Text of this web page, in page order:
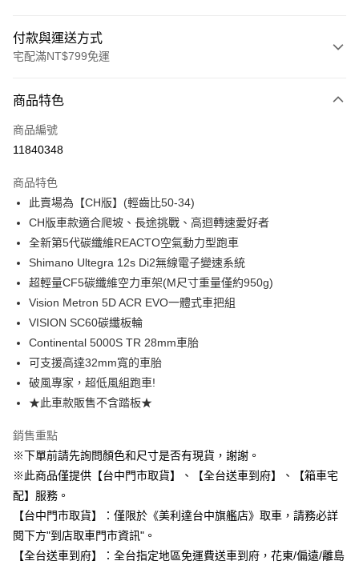
付款與運送方式
宅配滿NT$799免運
信用卡一次付款
信用卡分期付款
合作金庫商業銀行
華南商業銀行
上海商業儲蓄銀行
台北富邦商業銀行
國泰世華商業銀行
兆豐國際商業銀行
臺灣中小企業銀行
台中商業銀行
匯豐（台灣）商業銀行
華泰商業銀行
聯邦商業銀行
遠東國際商業銀行
元大商業銀行
永豐商業銀行
玉山商業銀行
台新國際商業銀行
中國信託商業銀行
台灣樂天信用卡公司
6 期 0 利率 每期
華南商業銀行
彰化商業銀行
上海商業儲蓄銀行
台北富邦商業銀行
國泰世華商業銀行
兆豐國際商業銀行
臺灣中小企業銀行
台中商業銀行
匯豐（台灣）商業銀行
華泰商業銀行
玉山商業銀行
星展（台灣）商業銀行
台新國際商業銀行
台灣樂天信用卡公司
LINE Pay
Apple Pay
街口支付
悠遊付
Google Pay
ATM付款
運送方式
宅配
每筆NT$85，滿NT$799(含以上)免運費
付款後門市自取
每筆NT$85，滿NT$799(含以上)免運費
商品特色
商品編號
11840348
商品特色
此賣場為【CH版】(輕齒比50-34)
CH版車款適合爬坡、長途挑戰、高迴轉速愛好者
全新第5代碳纖維REACTO空氣動力型跑車
Shimano Ultegra 12s Di2無線電子變速系統
超輕量CF5碳纖維空力車架(M尺寸重量僅約950g)
Vision Metron 5D ACR EVO一體式車把組
VISION SC60碳纖板輪
Continental 5000S TR 28mm車胎
可支援高達32mm寬的車胎
破風專家，超低風組跑車!
★此車款販售不含踏板★
銷售重點
※下單前請先詢問顏色和尺寸是否有現貨，謝謝。
※此商品僅提供【台中門市取貨】、【全台送車到府】、【箱車宅
配】服務。
【台中門市取貨】：僅限於《美利達台中旗艦店》取車，請務必詳
閱下方"到店取車門市資訊"。
【全台送車到府】：全台指定地區免運費送車到府，花東/偏遠/離島